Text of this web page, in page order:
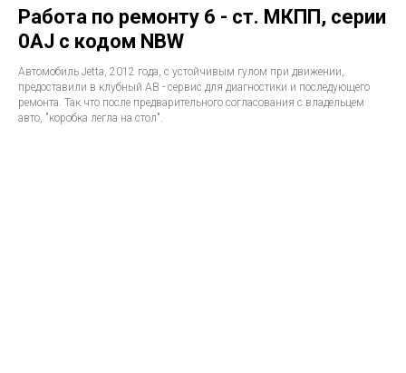
Работа по ремонту 6 - ст. МКПП, серии
0AJ с кодом NBW
Автомобиль Jetta, 2012 года, с устойчивым гулом при движении,
предоставили в клубный АВ - сервис для диагностики и последующего
ремонта. Так что после предварительного согласования с владельцем
авто, "коробка легла на стол".